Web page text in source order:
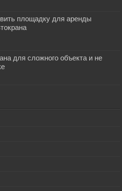
площадку для аренды
для сложного объекта и не